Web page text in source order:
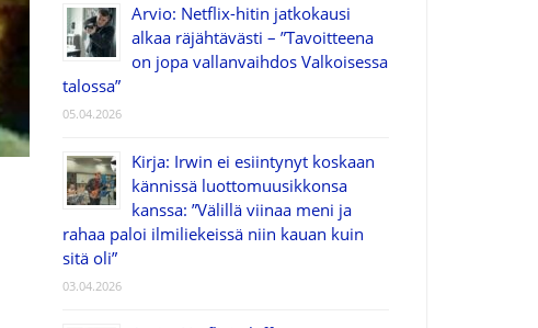
Arvio: Netflix-hitin jatkokausi
alkaa räjähtävästi – ”Tavoitteena
on jopa vallanvaihdos Valkoisessa
talossa”
05.04.2026
Kirja: Irwin ei esiintynyt koskaan
kännissä luottomuusikkonsa
kanssa: ”Välillä viinaa meni ja
rahaa paloi ilmiliekeissä niin kauan kuin
sitä oli”
03.04.2026